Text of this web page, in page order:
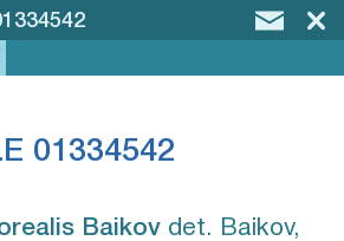
01334542
Baikov⁣ det. Baikov,